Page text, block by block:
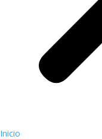
Inicio